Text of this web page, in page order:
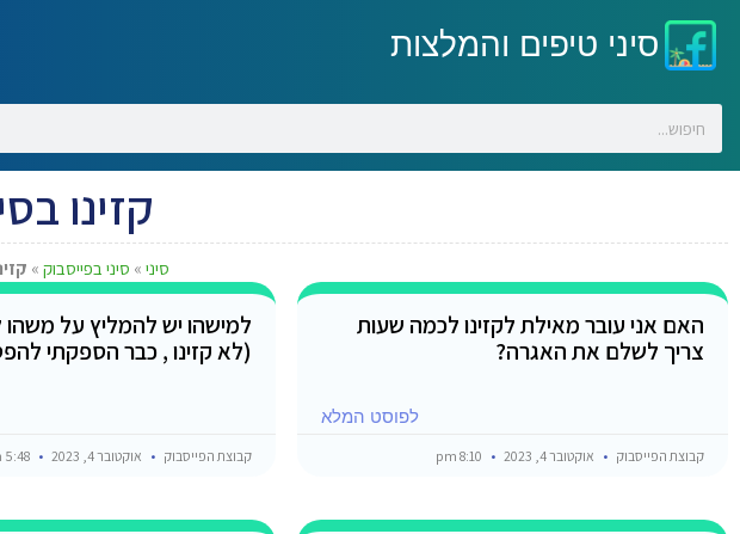
סיני טיפים והמלצות
קזינו
סיני » סיני בפייסבוק »
האם אני עובר מאילת לקזינו לכמה שעות
צריך לשלם את האגרה?
לפוסט המלא
קבוצת הפייסבוק אוקטובר 4, 2023
למישהו יש להמליץ על
(לא קזינו , כבר הספקתי
קבוצת הפייסבוק אוקטובר 4, 2023 5:48 pm